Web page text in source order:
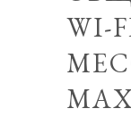
WI-